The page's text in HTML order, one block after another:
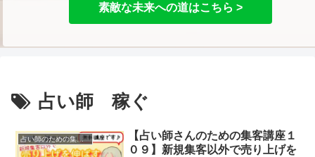
素敵な未来への道はこちら >
占い師 稼ぐ
占い師のための集客講座
【占い師さんのための集客講座１
０９】新規集客以外で売り上げを